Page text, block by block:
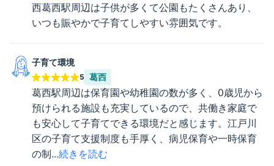
西葛西駅周辺は子供が多くて公園もたくさんあり、
いつも賑やかで子育てしやすい雰囲気です。
子育て環境
5 葛西
葛西駅周辺は保育園や幼稚園の数が多く、0歳児から
預けられる施設も充実しているので、共働き家庭で
も安心して子育てできる環境だと感じます。江戸川
区の子育て支援制度も手厚く、病児保育や一時保育
の制...続きを読む